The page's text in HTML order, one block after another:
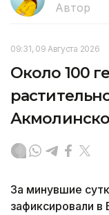
Автор
09:31, 09 Августа 2026
Около 100
За минувшие
зафиксировали